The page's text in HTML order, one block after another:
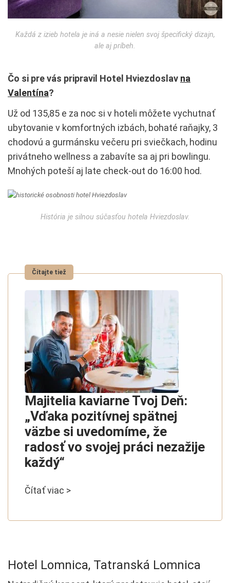
Každá z izieb hotela je iná a nesie nielen svoj špecifický dizajn,
ale aj príbeh.
Čo si pre vás pripravil Hotel Hviezdoslav na
Valentína?
Už od 135,85 e za noc si v hoteli môžete vychutnať
ubytovanie v komfortných izbách, bohaté raňajky, 3
chodovú a gurmánsku večeru pri sviečkach, hodinu
privátneho wellness a zabavíte sa aj pri bowlingu.
Mnohých poteší aj late check-out do 16:00 hod.
História je silnou súčasťou hotela Hviezdoslav.
Majitelia kaviarne Tvoj Deň:
„Vďaka pozitívnej spätnej
väzbe si uvedomíme, že
radosť vo svojej práci nezažije
každý“
Čítať viac >
Hotel Lomnica, Tatranská Lomnica